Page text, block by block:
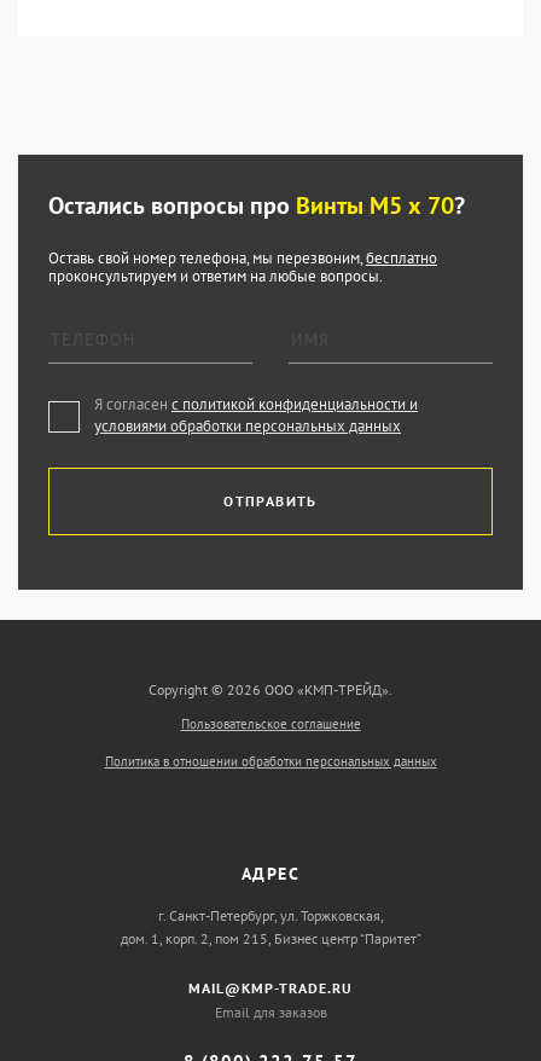
Остались вопросы про Винты М5 х 70?
Оставь свой номер телефона, мы перезвоним,бесплатно
проконсультируем и ответим на любые вопросы.
Я согласен с политикой конфиденциальности и
условиями обработки персональных данных
ОТПРАВИТЬ
Copyright © 2026 ООО «КМП-ТРЕЙД».
Пользовательское соглашение
Политика в отношении обработки персональных данных
АДРЕС
г. Санкт-Петербург, ул. Торжковская,
дом. 1, корп. 2, пом 215, Бизнес центр “Паритет”
MAIL@KMP-TRADE.RU
Email для заказов